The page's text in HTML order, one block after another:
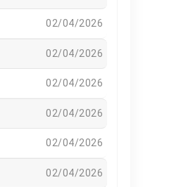
02/04/2026
02/04/2026
02/04/2026
02/04/2026
02/04/2026
02/04/2026